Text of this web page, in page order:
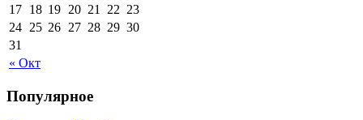
« Окт
17 18 19 20 21 22 23
24 25 26 27 28 29 30
31
Популярное